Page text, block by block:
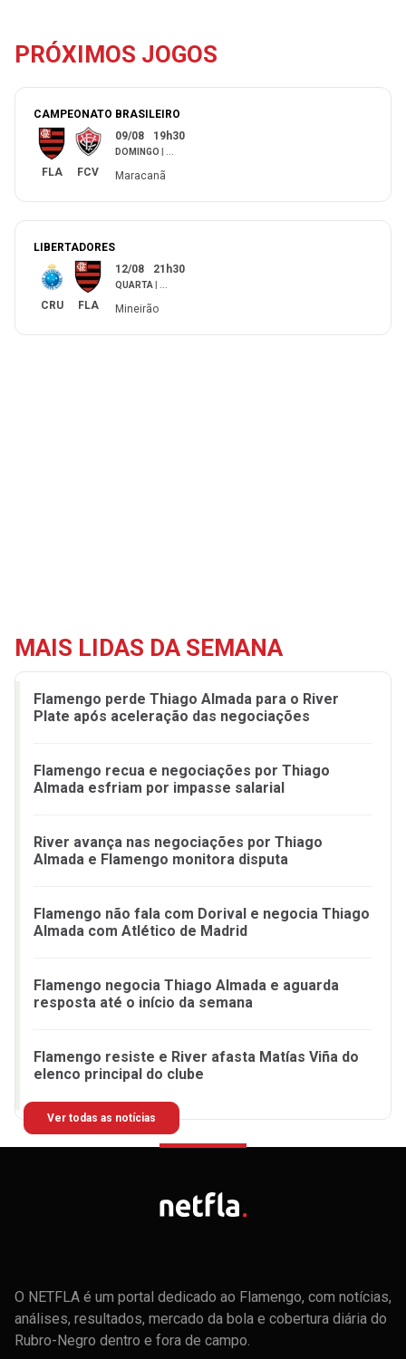
PRÓXIMOS JOGOS
CAMPEONATO BRASILEIRO
FLA FCV
09/08 19h30
DOMINGO
Maracanã
LIBERTADORES
CRU FLA
12/08 21h30
QUARTA
Mineirão
MAIS LIDAS DA SEMANA
Flamengo perde Thiago Almada para o River
Plate após aceleração das negociações
Flamengo recua e negociações por Thiago
Almada esfriam por impasse salarial
River avança nas negociações por Thiago
Almada e Flamengo monitora disputa
Flamengo não fala com Dorival e negocia Thiago
Almada com Atlético de Madrid
Flamengo negocia Thiago Almada e aguarda
resposta até o início da semana
Flamengo resiste e River afasta Matías Viña do
elenco principal do clube
Ver todas as notícias
O NETFLA é um portal dedicado ao Flamengo, com notícias,
análises, resultados, mercado da bola e cobertura diária do
Rubro-Negro dentro e fora de campo.